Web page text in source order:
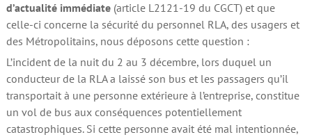
d’actualité immédiate(article L2121-19 du CGCT) et que
celle-ci concerne la sécurité du personnel RLA, des usagers et
des Métropolitains, nous déposons cette question :
L’incident de la nuit du 2 au 3 décembre, lors duquel un
conducteur de la RLA a laissé son bus et les passagers qu’il
transportait à une personne extérieure à l’entreprise, constitue
un vol de bus aux conséquences potentiellement
catastrophiques. Si cette personne avait été mal intentionnée,